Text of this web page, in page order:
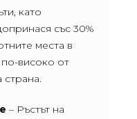
като
със 30%
места в
по-високо от
страна.
– Ръстът на